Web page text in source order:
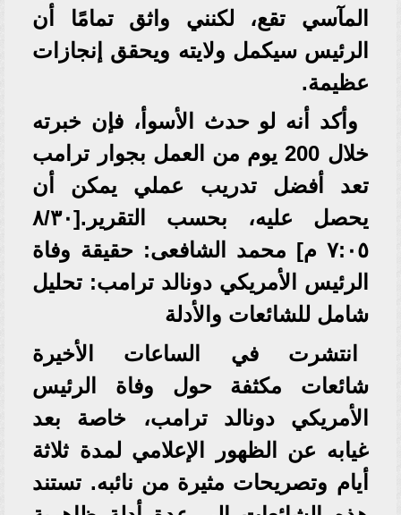
المآسي تقع، لكنني واثق تمامًا أن
الرئيس سيكمل ولايته ويحقق إنجازات
عظيمة.
وأكد أنه لو حدث الأسوأ، فإن خبرته
خلال 200 يوم من العمل بجوار ترامب
تعد أفضل تدريب عملي يمكن أن
يحصل عليه، بحسب التقرير.[٣٠/‏٨
٧:٠٥ م] محمد الشافعى: حقيقة وفاة
الرئيس الأمريكي دونالد ترامب: تحليل
شامل للشائعات والأدلة
انتشرت في الساعات الأخيرة
شائعات مكثفة حول وفاة الرئيس
الأمريكي دونالد ترامب، خاصة بعد
غيابه عن الظهور الإعلامي لمدة ثلاثة
أيام وتصريحات مثيرة من نائبه. تستند